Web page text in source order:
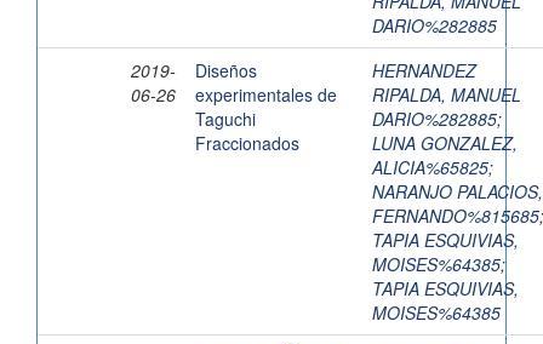
DARIO%282885
2019-
06-26
Diseños
experimentales de
Taguchi
Fraccionados
HERNANDEZ
RIPALDA, MANUEL
DARIO%282885;
LUNA GONZALEZ,
ALICIA%65825;
NARANJO PALACIOS,
FERNANDO%815685;
TAPIA ESQUIVIAS,
MOISES%64385;
TAPIA ESQUIVIAS,
MOISES%64385